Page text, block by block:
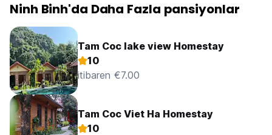
Ninh Binh'da Daha Fazla pansiyonlar
Tam Coc lake view Homestay
10
itibaren €7.00
Tam Coc Viet Ha Homestay
10